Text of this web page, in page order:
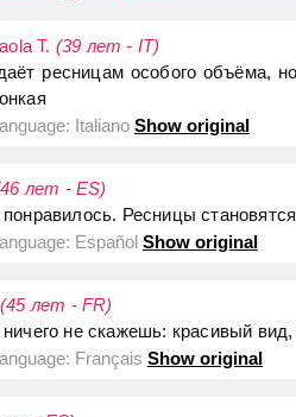
T. (39 лет - IT)
ресницам особого объёма,
Italiano Show original
лет - ES)
Ресницы
Español Show original
(45 лет - FR)
не скажешь: красивый
Français Show original